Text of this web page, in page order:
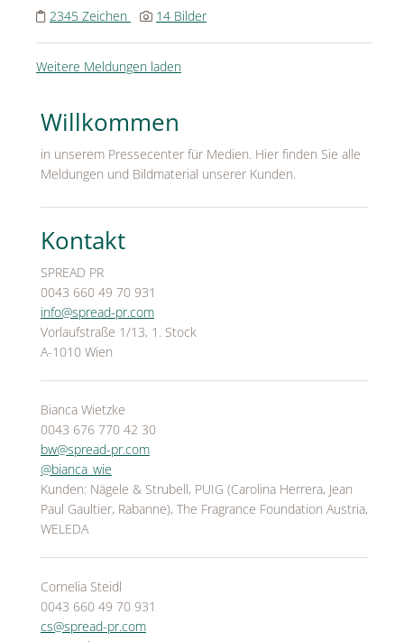
2345 Zeichen 14 Bilder
Weitere Meldungen laden
Willkommen
in unserem Pressecenter für Medien. Hier finden Sie alle
Meldungen und Bildmaterial unserer Kunden.
Kontakt
SPREAD PR
0043 660 49 70 931
info@spread-pr.com
Vorlaufstraße 1/13, 1. Stock
A-1010 Wien
Bianca Wietzke
0043 676 770 42 30
bw@spread-pr.com
@bianca_wie
Kunden: Nägele & Strubell, PUIG (Carolina Herrera, Jean
Paul Gaultier, Rabanne), The Fragrance Foundation Austria,
WELEDA
Cornelia Steidl
0043 660 49 70 931
cs@spread-pr.com